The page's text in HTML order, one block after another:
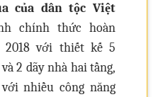
của dân tộc Việt
chính thức hoàn
2018 với thiết kế 5
2 dãy nhà hai tầng,
nhiều công năng